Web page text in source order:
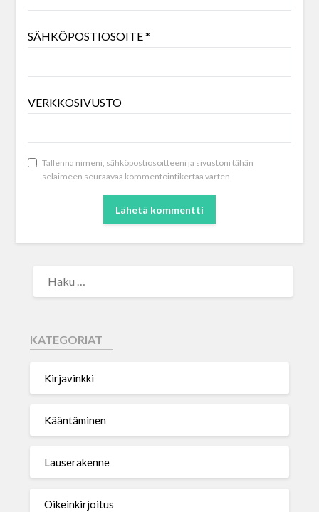
SÄHKÖPOSTIOSOITE*
VERKKOSIVUSTO
Tallenna nimeni, sähköpostiosoitteeni ja sivustoni tähän
selaimeen seuraavaa kommentointikertaa varten.
KATEGORIAT
Kirjavinkki
Kääntäminen
Lauserakenne
Oikeinkirjoitus